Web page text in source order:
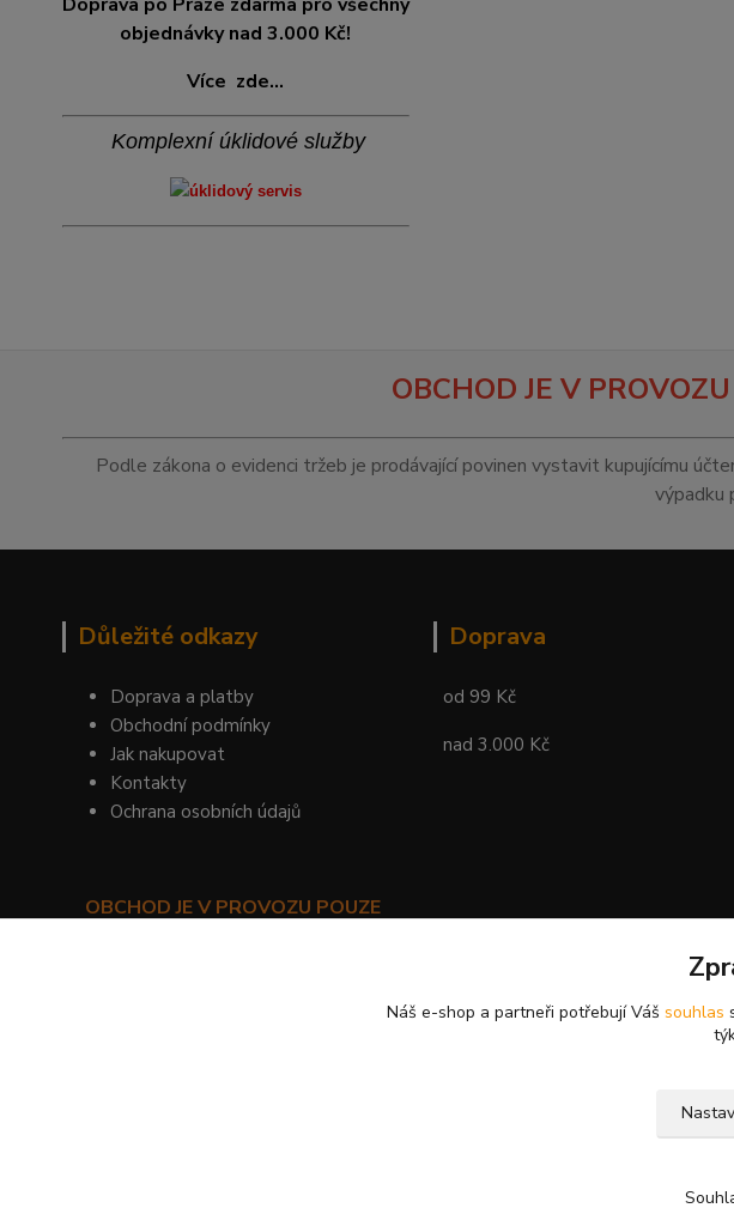
objednávky nad 3.000 Kč!
Více zde...
Komplexní úklidové služby
OBCHOD JE V
Podle zákona o evidenci tržeb je prodávající povinen vystavit kupujícímu
výpadku
Důležité odkazy
Doprava a platby
Obchodní podmínky
Jak nakupovat
Kontakty
Ochrana osobních údajů
OBCHOD JE V PROVOZU POUZE
Doprava
od 99 Kč
nad 3.000 Kč
Náš e-shop a partneři potřebují Váš souhlas